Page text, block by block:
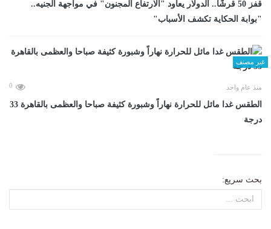
قفز 50 قرشًا.. الدولار يعاود "الارتفاع المجنون" في مواجهة الجنيه..
"بوابة الحكاية تكشف الأسباب"
غير مصنف
منذ عام واحد 0
الطقس غدا مائل للحرارة نهاراً وشبورة كثيفة صباحا والعظمى بالقاهرة 33
درجة
بحث سريع: